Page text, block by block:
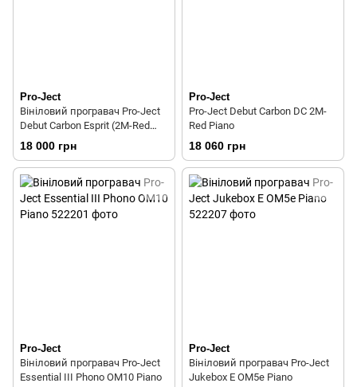
Pro-Ject
Вініловий програвач Pro-Ject
Debut Carbon Esprit (2M-Red
картридж) Blue
18 000 грн
Pro-Ject
Pro-Ject Debut Carbon DC 2M-
Red Piano
18 060 грн
Pro-Ject
Вініловий програвач Pro-Ject
Essential III Phono OM10 Piano
Pro-Ject
Вініловий програвач Pro-Ject
Jukebox E OM5e Piano